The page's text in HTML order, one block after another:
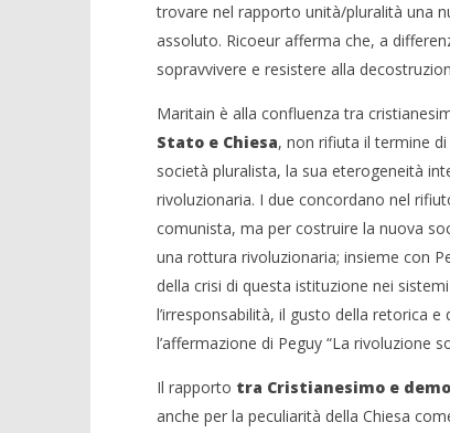
trovare nel rapporto unità/pluralità una
assoluto. Ricoeur afferma che, a
sopravvivere e resistere alla
Maritain è alla confluenza tra
Stato e Chiesa, non rifiuta il termine
società pluralista, la sua eterogeneità
rivoluzionaria. I due concordano nel
comunista, ma per costruire la nuova
una rottura rivoluzionaria; insieme con
della crisi di questa istituzione nei
l’irresponsabilità, il gusto della retorica
l’affermazione di Peguy “La rivoluzione
Il rapporto tra Cristianesimo e
anche per la peculiarità della Chiesa